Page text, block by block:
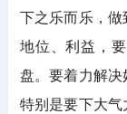
下之乐而乐，做
地位、利益，
盘。要着力解决
特别是要下大